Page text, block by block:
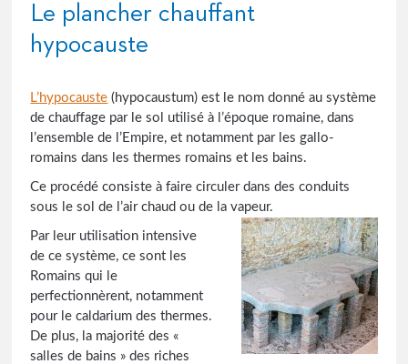
Le plancher chauffant
hypocauste
L’hypocauste (hypocaustum) est le nom donné au système
de chauffage par le sol utilisé à l’époque romaine, dans
l’ensemble de l’Empire, et notamment par les gallo-
romains dans les thermes romains et les bains.
Ce procédé consiste à faire circuler dans des conduits
sous le sol de l’air chaud ou de la vapeur.
Par leur utilisation intensive
de ce système, ce sont les
Romains qui le
perfectionnèrent, notamment
pour le caldarium des thermes.
De plus, la majorité des «
salles de bains » des riches